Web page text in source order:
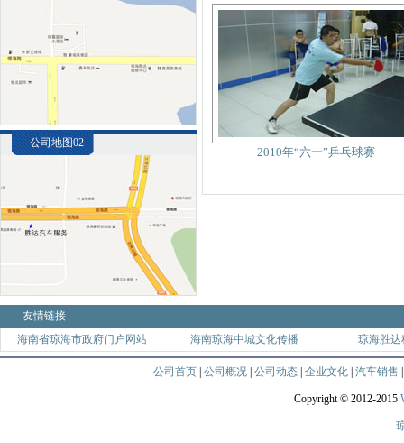
公司地图02
2010年“六一”乒乓球赛
友情链接
海南省琼海市政府门户网站
海南琼海中城文化传播 琼海胜达
公司首页| 公司概况| 公司动态| 企业文化| 汽车销售
Copyright © 2012-2015